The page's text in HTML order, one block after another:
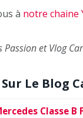
à notre chaine
et Vlog
Le Blog
Classe B